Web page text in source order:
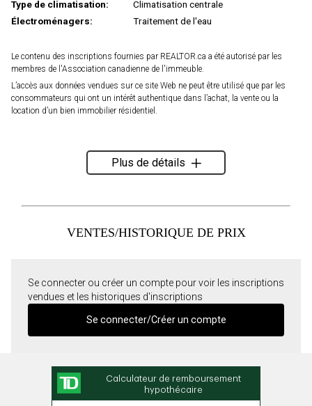
Type de climatisation:
Climatisation centrale
Électroménagers:
Traitement de l'eau
Le contenu des inscriptions fournies par REALTOR.ca a été autorisé par les
membres de l'Association canadienne de l'immeuble.
L’accès aux données vendues sur ce site Web ne peut être utilisé que par les
consommateurs qui ont un intérêt authentique dans l’achat, la vente ou la
location d’un bien immobilier résidentiel.
Plus de détails
VENTES/HISTORIQUE DE PRIX
Se connecter ou créer un compte pour voir les inscriptions
vendues et les historiques d'inscriptions
Se connecter/Créer un compte